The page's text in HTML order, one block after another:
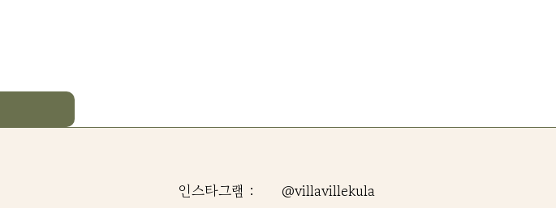
인스타그램 :
@villavillekula